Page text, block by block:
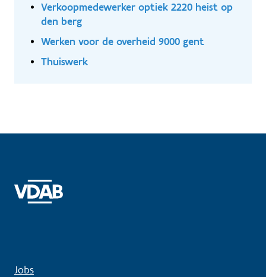
Verkoopmedewerker optiek 2220 heist op
den berg
Werken voor de overheid 9000 gent
Thuiswerk
Jobs